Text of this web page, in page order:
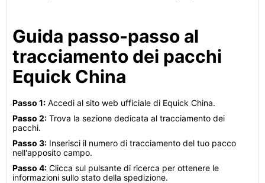
Guida passo-passo al
tracciamento dei pacchi
Equick China
Passo 1: Accedi al sito web ufficiale di Equick China.
Passo 2: Trova la sezione dedicata al tracciamento dei
pacchi.
Passo 3: Inserisci il numero di tracciamento del tuo pacco
nell'apposito campo.
Passo 4: Clicca sul pulsante di ricerca per ottenere le
informazioni sullo stato della spedizione.